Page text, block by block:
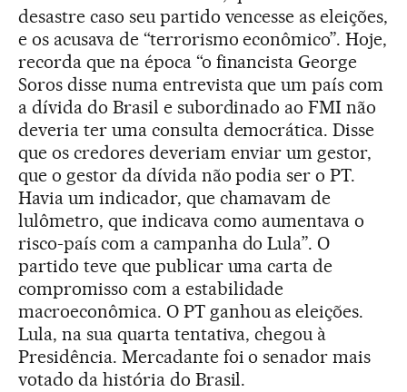
desastre caso seu partido vencesse as eleições,
e os acusava de “terrorismo econômico”. Hoje,
recorda que na época “o financista George
Soros disse numa entrevista que um país com
a dívida do Brasil e subordinado ao FMI não
deveria ter uma consulta democrática. Disse
que os credores deveriam enviar um gestor,
que o gestor da dívida não podia ser o PT.
Havia um indicador, que chamavam de
lulômetro, que indicava como aumentava o
risco-país com a campanha do Lula”. O
partido teve que publicar uma carta de
compromisso com a estabilidade
macroeconômica. O PT ganhou as eleições.
Lula, na sua quarta tentativa, chegou à
Presidência. Mercadante foi o senador mais
votado da história do Brasil.